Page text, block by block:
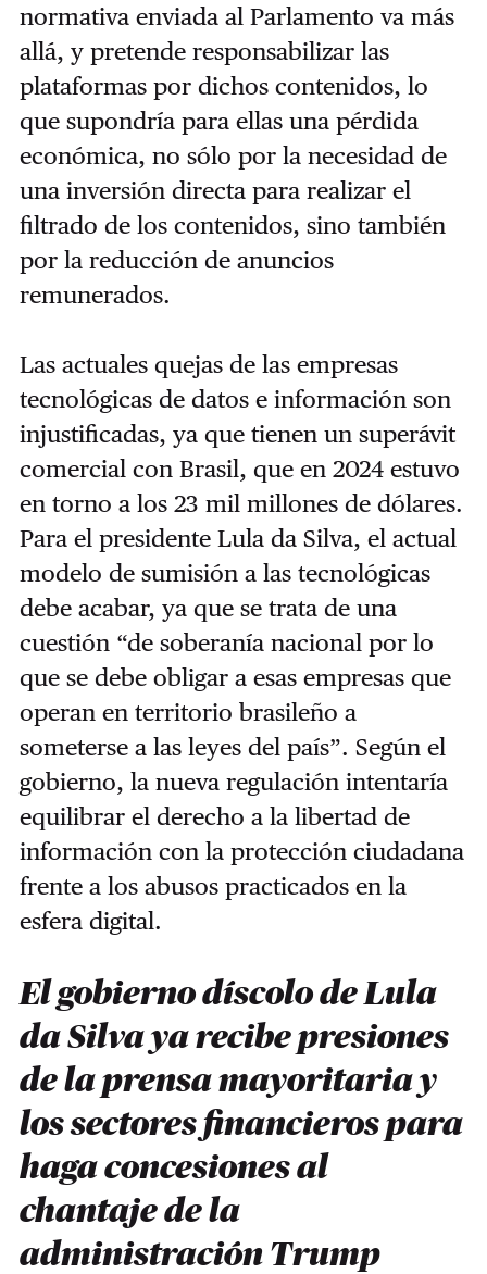
normativa enviada al Parlamento va más
allá, y pretende responsabilizar las
plataformas por dichos contenidos, lo
que supondría para ellas una pérdida
económica, no sólo por la necesidad de
una inversión directa para realizar el
filtrado de los contenidos, sino también
por la reducción de anuncios
remunerados.
Las actuales quejas de las empresas
tecnológicas de datos e información son
injustificadas, ya que tienen un superávit
comercial con Brasil, que en 2024 estuvo
en torno a los 23 mil millones de dólares.
Para el presidente Lula da Silva, el actual
modelo de sumisión a las tecnológicas
debe acabar, ya que se trata de una
cuestión “de soberanía nacional por lo
que se debe obligar a esas empresas que
operan en territorio brasileño a
someterse a las leyes del país”. Según el
gobierno, la nueva regulación intentaría
equilibrar el derecho a la libertad de
información con la protección ciudadana
frente a los abusos practicados en la
esfera digital.
El gobierno díscolo de Lula
da Silva ya recibe presiones
de la prensa mayoritaria y
los sectores financieros para
haga concesiones al
chantaje de la
administración Trump